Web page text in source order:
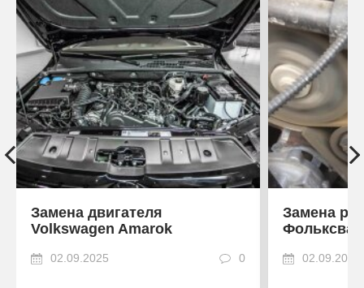
Замена двигателя
Volkswagen Amarok
02.09.2025 0
Замена
02.09.2025